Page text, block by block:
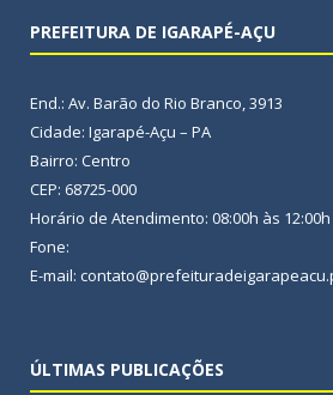
PREFEITURA DE IGARAPÉ-AÇU
End.: Av. Barão do Rio Branco, 3913
Cidade: Igarapé-Açu – PA
Bairro: Centro
CEP: 68725-000
Horário de Atendimento: 08:00h às 12:00h
Fone:
E-mail:
ÚLTIMAS PUBLICAÇÕES